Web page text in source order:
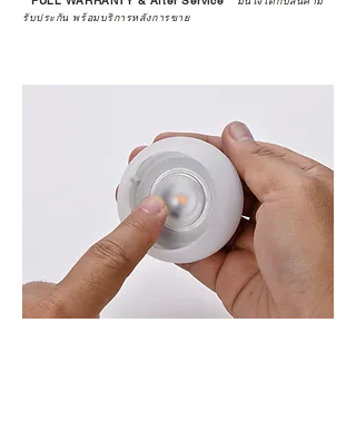
รับประกัน พร้อมบริการหลังการขาย